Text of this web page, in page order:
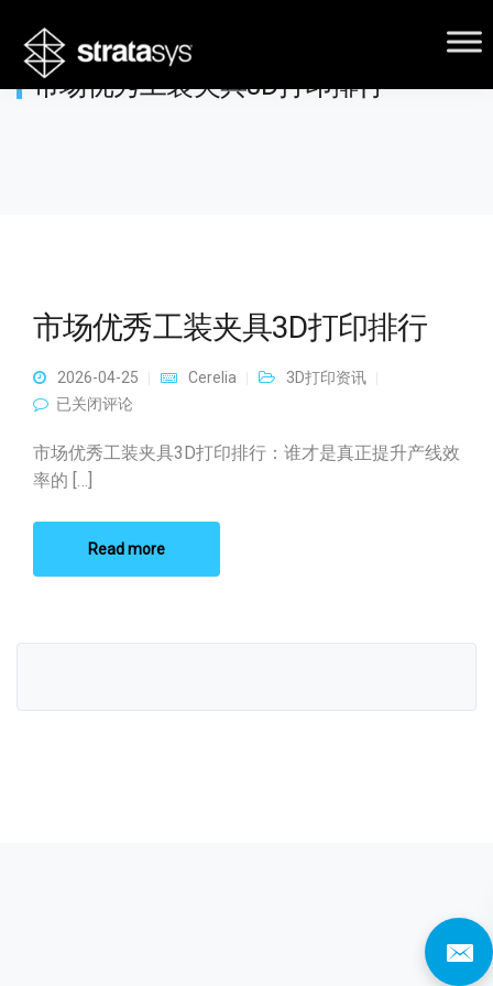
市场优秀工装夹具3D打印排行
市场优秀工装夹具3D打印排行
2026-04-25 Cerelia
3D打印资讯
市场优秀工装夹具3D打印排行
已关闭评论
市场优秀工装夹具3D打印排行：谁才是真正提升产线效
率的 […]
Read more